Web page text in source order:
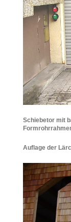
Schiebetor mit
Auflage der